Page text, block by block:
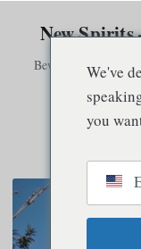
New Spirits
BewusstseinWe've
you